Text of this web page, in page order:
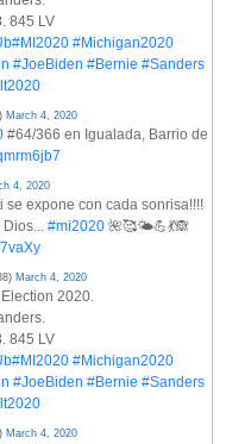
845 LV
#MI2020 #Michigan2020
#JoeBiden #Bernie #Sanders
March 4, 2020
#64/366 en Igualada, Barrio de
4, 2020
expone con cada sonrisa!!!!
#mi2020 🌺🥰🌤️💪💃🙈
March 4, 2020
2020.
845 LV
#MI2020 #Michigan2020
#JoeBiden #Bernie #Sanders
March 4, 2020